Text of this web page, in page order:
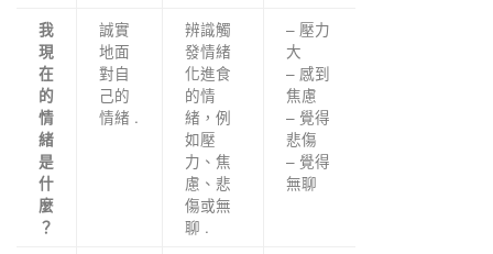
我
現
在
的
情
緒
是
什
麼
？
誠實
地面
對自
己的
情緒 .
辨識觸
發情緒
化進食
的情
緒，例
如壓
力、焦
慮、悲
傷或無
聊 .
– 壓力
大
– 感到
焦慮
– 覺得
悲傷
– 覺得
無聊